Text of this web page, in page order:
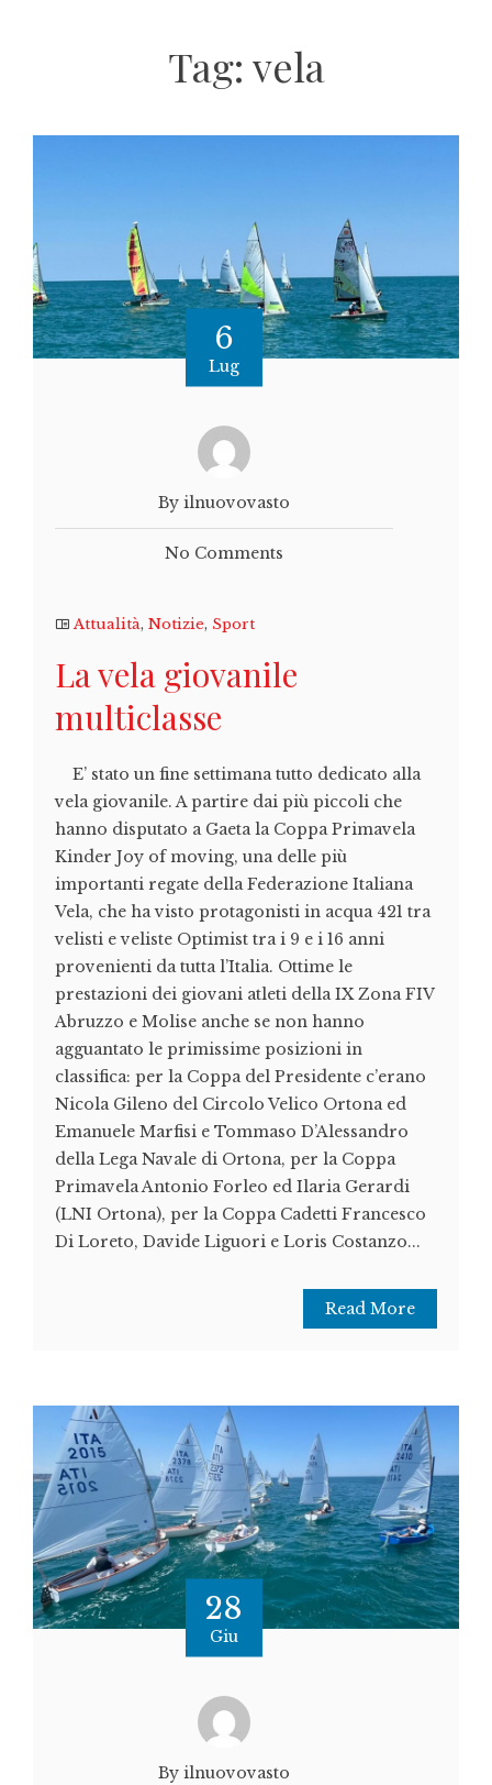
Tag: vela
6
Lug
By ilnuovovasto
No Comments
Attualità, Notizie, Sport
La vela giovanile
multiclasse
E’ stato un fine settimana tutto dedicato alla
vela giovanile. A partire dai più piccoli che
hanno disputato a Gaeta la Coppa Primavela
Kinder Joy of moving, una delle più
importanti regate della Federazione Italiana
Vela, che ha visto protagonisti in acqua 421 tra
velisti e veliste Optimist tra i 9 e i 16 anni
provenienti da tutta l’Italia. Ottime le
prestazioni dei giovani atleti della IX Zona FIV
Abruzzo e Molise anche se non hanno
agguantato le primissime posizioni in
classifica: per la Coppa del Presidente c’erano
Nicola Gileno del Circolo Velico Ortona ed
Emanuele Marfisi e Tommaso D’Alessandro
della Lega Navale di Ortona, per la Coppa
Primavela Antonio Forleo ed Ilaria Gerardi
(LNI Ortona), per la Coppa Cadetti Francesco
Di Loreto, Davide Liguori e Loris Costanzo...
Read More
28
Giu
By ilnuovovasto